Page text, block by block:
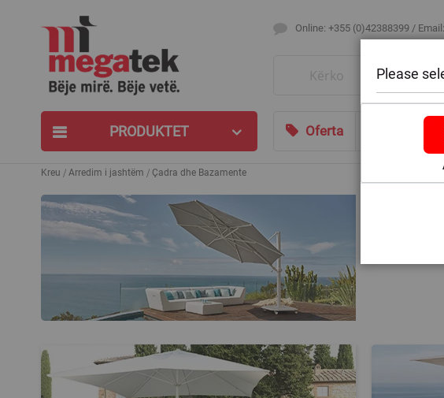
Online: +355 (0)42388399 / Email:
PRODUKTET Oferta Bli sipas
Kreu Arredim i jashtëm Çadra dhe Bazamente
Arredoni
diellit. Në
Please